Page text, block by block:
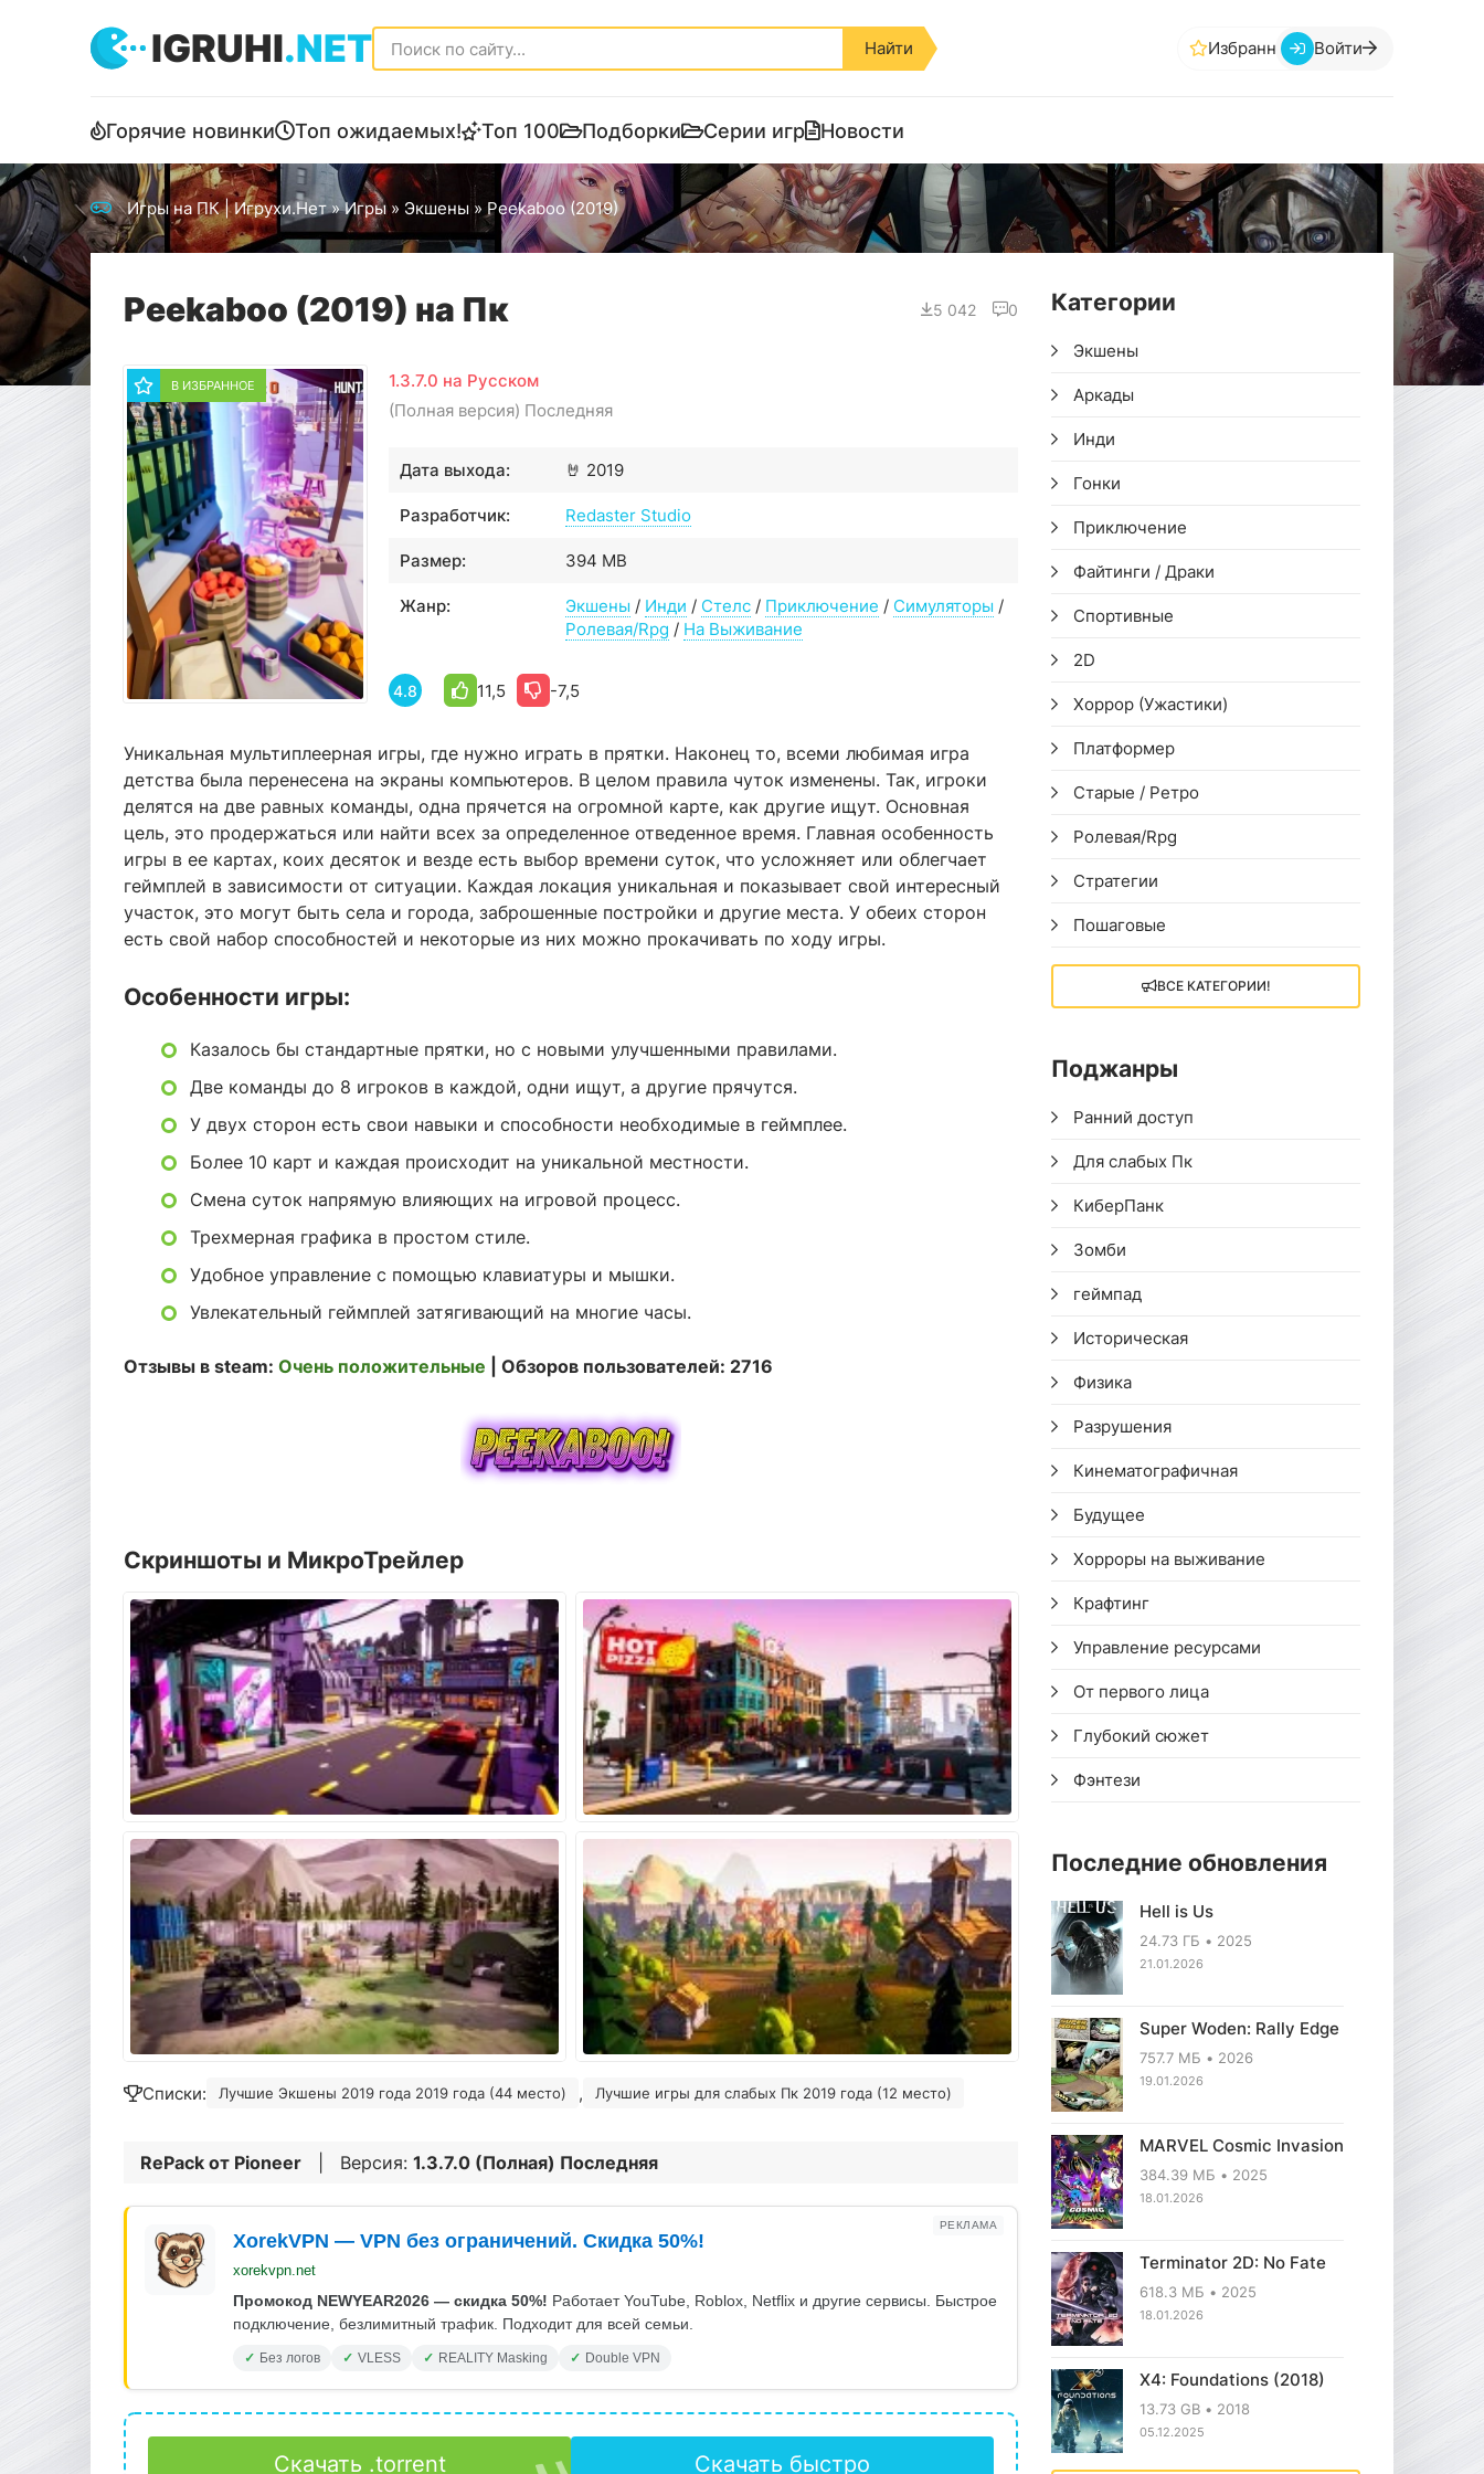
IGRUHI.NET Найти Избранное Войти
Горячие новинки Топ ожидаемых! Топ 100 Подборки Серии игр Новости
Игры на ПК | Игрухи.Нет»Игры» Экшены » Peekaboo (2019)
Peekaboo (2019) на Пк 5 042 0
В ИЗБРАННОЕ
1.3.7.0 на Русском
(Полная версия) Последняя
🤘
Дата выхода: 2019
Разработчик: Redaster Studio
Размер: 394 MB
Жанр: Экшены / Инди / Стелс / Приключение / Симуляторы /
Ролевая/Rpg / На Выживание
4.8 11,5 -7,5
Уникальная мультиплеерная игры, где нужно играть в прятки. Наконец то, всеми любимая игра
детства была перенесена на экраны компьютеров. В целом правила чуток изменены. Так, игроки
делятся на две равных команды, одна прячется на огромной карте, как другие ищут. Основная
цель, это продержаться или найти всех за определенное отведенное время. Главная особенность
игры в ее картах, коих десяток и везде есть выбор времени суток, что усложняет или облегчает
геймплей в зависимости от ситуации. Каждая локация уникальная и показывает свой интересный
участок, это могут быть села и города, заброшенные постройки и другие места. У обеих сторон
есть свой набор способностей и некоторые из них можно прокачивать по ходу игры.
Особенности игры:
Казалось бы стандартные прятки, но с новыми улучшенными правилами.
Две команды до 8 игроков в каждой, одни ищут, а другие прячутся.
У двух сторон есть свои навыки и способности необходимые в геймплее.
Более 10 карт и каждая происходит на уникальной местности.
Смена суток напрямую влияющих на игровой процесс.
Трехмерная графика в простом стиле.
Удобное управление с помощью клавиатуры и мышки.
Увлекательный геймплей затягивающий на многие часы.
Отзывы в steam: Очень положительные | Обзоров пользователей: 2716
Скриншоты и МикроТрейлер
Списки: Лучшие Экшены 2019 года 2019 года (44 место) , Лучшие игры для слабых Пк 2019 года (12 место)
RePack от Pioneer | Версия: 1.3.7.0 (Полная) Последняя
РЕКЛАМА
XorekVPN — VPN без ограничений. Скидка 50%!
xorekvpn.net
Промокод NEWYEAR2026 — скидка 50%! Работает YouTube, Roblox, Netflix и другие сервисы. Быстрое
подключение, безлимитный трафик. Подходит для всей семьи.
Без логов VLESS REALITY Masking Double VPN
Скачать .torrent Скачать быстро
Категории
Экшены
Аркады
Инди
Гонки
Приключение
Файтинги / Драки
Спортивные
2D
Хоррор (Ужастики)
Платформер
Старые / Ретро
Ролевая/Rpg
Стратегии
Пошаговые
ВСЕ КАТЕГОРИИ!
Поджанры
Ранний доступ
Для слабых Пк
КиберПанк
Зомби
геймпад
Историческая
Физика
Разрушения
Кинематографичная
Будущее
Хорроры на выживание
Крафтинг
Управление ресурсами
От первого лица
Глубокий сюжет
Фэнтези
Последние обновления
Hell is Us
24.73 ГБ 2025
21.01.2026
Super Woden: Rally Edge
757.7 МБ 2026
19.01.2026
MARVEL Cosmic Invasion
384.39 МБ 2025
18.01.2026
Terminator 2D: No Fate
618.3 МБ 2025
18.01.2026
X4: Foundations (2018)
13.73 GB 2018
05.12.2025